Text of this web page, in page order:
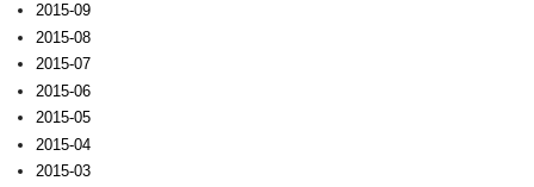
2015-09
2015-08
2015-07
2015-06
2015-05
2015-04
2015-03